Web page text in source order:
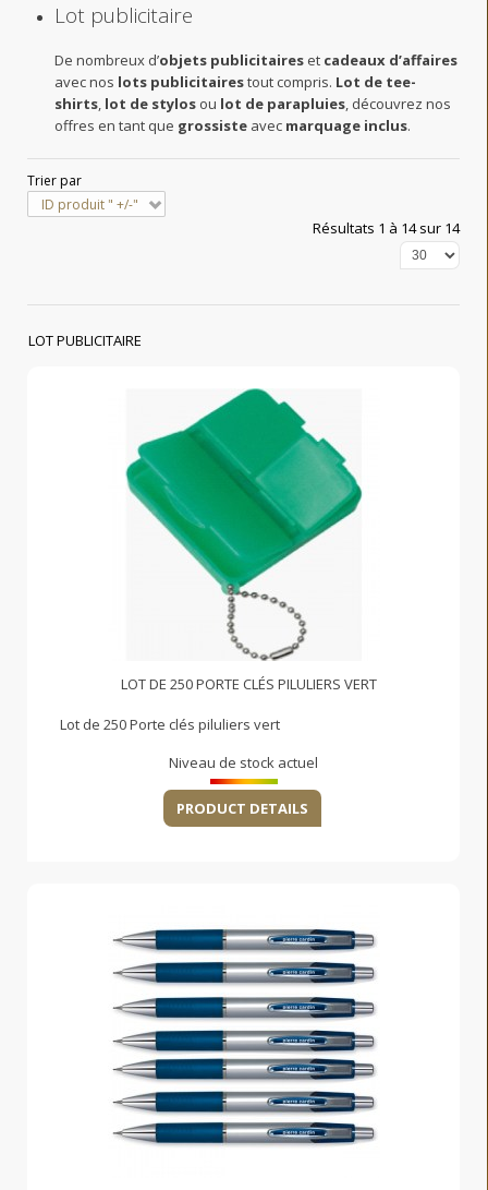
Lot publicitaire
De nombreux d’objets publicitaires et cadeaux d’affaires
avec nos lots publicitairestout compris. Lot de tee-
shirts, lot de stylos ou lot de parapluies, découvrez nos
offres en tant que grossiste avec marquage inclus.
Trier par
ID produit " +/-"
Résultats 1 à 14 sur 14
LOT PUBLICITAIRE
LOT DE 250 PORTE CLÉS PILULIERS VERT
Lot de 250 Porte clés piluliers vert
Niveau de stock actuel
PRODUCT DETAILS